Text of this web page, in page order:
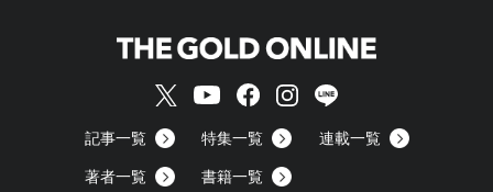
記事一覧 特集一覧 連載一覧
著者一覧 書籍一覧